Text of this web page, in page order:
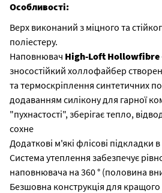
Особливості:
Верх виконаний з міцного та
поліестеру.
Наповнювач High-Loft Hollowfibre
зносостійкий холлофайбер
та термоскріплення синтетичних
додаванням силікону для гарної
"пухнастості", зберігає тепло,
сохне
Додаткові м'які флісові підкладки в
Система утеплення забезпечує
наповнювача на 360 ° (половина
Безшовна конструкція для